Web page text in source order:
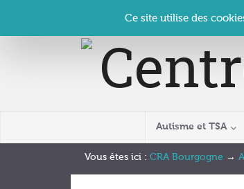
Contact Se connecter |
Autisme et TSA
Vous êtes ici : CRA Bourgogne →
Ce site utilise des